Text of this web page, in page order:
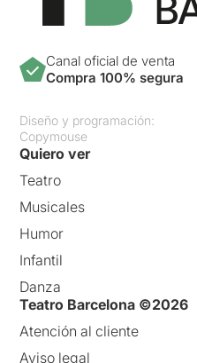
Canal oficial de venta
Compra 100% segura
Diseño y programación:
Copymouse
Quiero ver
Teatro
Musicales
Humor
Infantil
Danza
Teatro Barcelona ©2026
Atención al cliente
Aviso legal